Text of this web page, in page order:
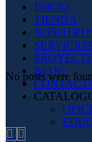
INICIO
TIENDA
SERVICIOS
BLOG
No posts were